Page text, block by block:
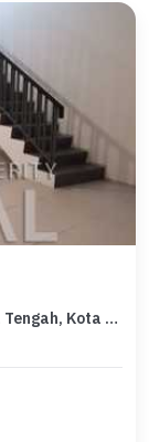
Ruko Siap Pakai di Pusat Keramaian Panca Tengah, Kota Baru Parahyangan.